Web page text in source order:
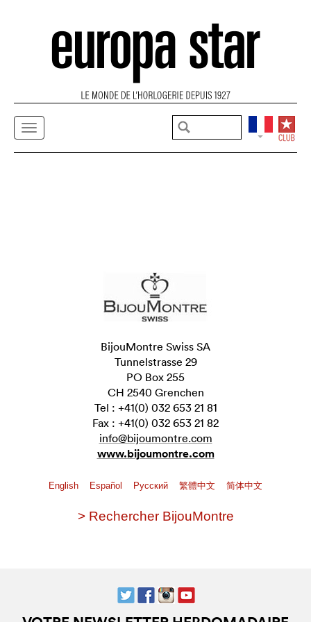
BijouMontre Swiss SA
Tunnelstrasse 29
PO Box 255
CH 2540 Grenchen
Tel : +41(0) 032 653 21 81
Fax : +41(0) 032 653 21 82
info@bijoumontre.com
www.bijoumontre.com
English Español Pусский 繁體中文 简体中文
> Rechercher BijouMontre